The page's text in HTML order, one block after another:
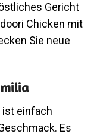
Gericht
Chicken mit
Sie neue
ist einfach
Es